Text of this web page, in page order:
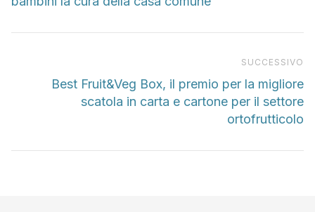
SUCCESSIVO
Best Fruit&Veg Box, il premio per la migliore
scatola in carta e cartone per il settore
ortofrutticolo